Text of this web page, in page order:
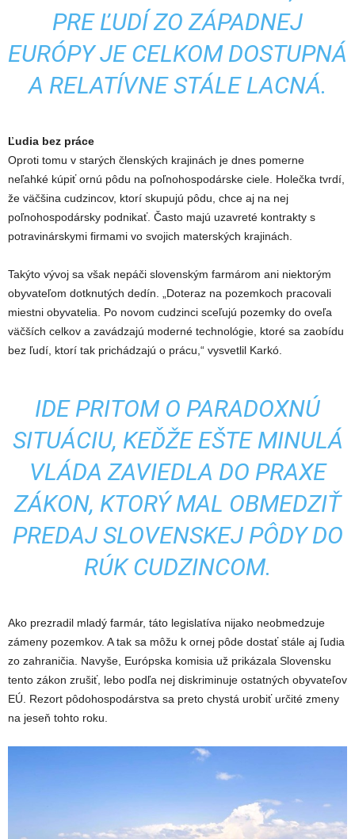
PRE ĽUDÍ ZO ZÁPADNEJ
EURÓPY JE CELKOM DOSTUPNÁ
A RELATÍVNE STÁLE LACNÁ.
Ľudia bez práce
Oproti tomu v starých členských krajinách je dnes pomerne
neľahké kúpiť ornú pôdu na poľnohospodárske ciele. Holečka tvrdí,
že väčšina cudzincov, ktorí skupujú pôdu, chce aj na nej
poľnohospodársky podnikať. Často majú uzavreté kontrakty s
potravinárskymi firmami vo svojich materských krajinách.
Takýto vývoj sa však nepáči slovenským farmárom ani niektorým
obyvateľom dotknutých dedín. „Doteraz na pozemkoch pracovali
miestni obyvatelia. Po novom cudzinci sceľujú pozemky do oveľa
väčších celkov a zavádzajú moderné technológie, ktoré sa zaobídu
bez ľudí, ktorí tak prichádzajú o prácu,“ vysvetlil Karkó.
IDE PRITOM O PARADOXNÚ
SITUÁCIU, KEĎŽE EŠTE MINULÁ
VLÁDA ZAVIEDLA DO PRAXE
ZÁKON, KTORÝ MAL OBMEDZIŤ
PREDAJ SLOVENSKEJ PÔDY DO
RÚK CUDZINCOM.
Ako prezradil mladý farmár, táto legislatíva nijako neobmedzuje
zámeny pozemkov. A tak sa môžu k ornej pôde dostať stále aj ľudia
zo zahraničia. Navyše, Európska komisia už prikázala Slovensku
tento zákon zrušiť, lebo podľa nej diskriminuje ostatných obyvateľov
EÚ. Rezort pôdohospodárstva sa preto chystá urobiť určité zmeny
na jeseň tohto roku.